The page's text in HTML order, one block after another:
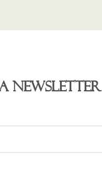
newsletter